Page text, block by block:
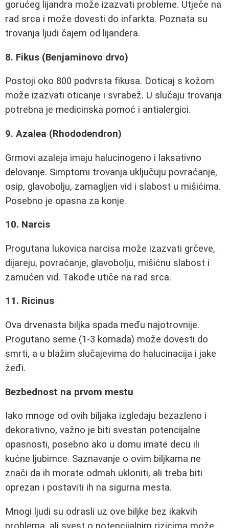
gorućeg lijandra može izazvati probleme. Utječe na
rad srca i može dovesti do infarkta. Poznata su
trovanja ljudi čajem od lijandera.
8. Fikus (Benjaminovo drvo)
Postoji oko 800 podvrsta fikusa. Doticaj s kožom
može izazvati oticanje i svrabež. U slučaju trovanja
potrebna je medicinska pomoć i antialergici.
9. Azalea (Rhododendron)
Grmovi azaleja imaju halucinogeno i laksativno
delovanje. Simptomi trovanja uključuju povraćanje,
osip, glavobolju, zamagljen vid i slabost u mišićima.
Posebno je opasna za konje.
10. Narcis
Progutana lukovica narcisa može izazvati grčeve,
dijareju, povraćanje, glavobolju, mišićnu slabost i
zamućen vid. Takođe utiče na rad srca.
11. Ricinus
Ova drvenasta biljka spada među najotrovnije.
Progutano seme (1-3 komada) može dovesti do
smrti, a u blažim slučajevima do halucinacija i jake
žeđi.
Bezbednost na prvom mestu
Iako mnoge od ovih biljaka izgledaju bezazleno i
dekorativno, važno je biti svestan potencijalne
opasnosti, posebno ako u domu imate decu ili
kućne ljubimce. Saznavanje o ovim biljkama ne
znači da ih morate odmah ukloniti, ali treba biti
oprezan i postaviti ih na sigurna mesta.
Mnogi ljudi su odrasli uz ove biljke bez ikakvih